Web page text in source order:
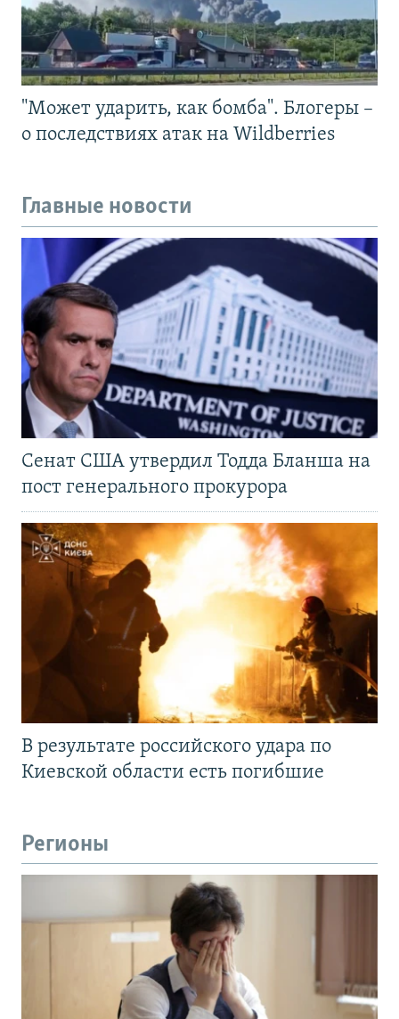
"Может ударить, как бомба". Блогеры –
о последствиях атак на Wildberries
Главные новости
Сенат США утвердил Тодда Бланша на
пост генерального прокурора
В результате российского удара по
Киевской области есть погибшие
Регионы